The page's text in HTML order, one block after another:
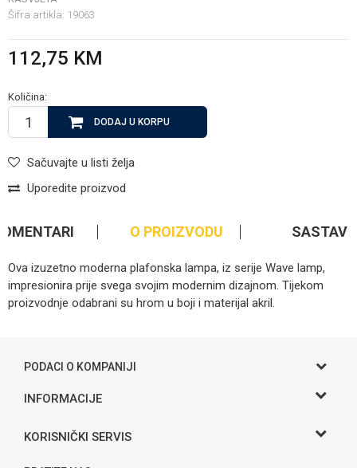
Šifra artikla: 19063
112,75 KM
Količina:
DODAJ U KORPU
Sačuvajte u listi želja
Uporedite proizvod
O PROIZVODU SASTAV
Ova izuzetno moderna plafonska lampa, iz serije Wave lamp,
impresionira prije svega svojim modernim dizajnom. Tijekom
proizvodnje odabrani su hrom u boji i materijal akril.
Poruka
PODACI O KOMPANIJI
Gama S doo
Adresa
INFORMACIJE
O nama
KORISNIČKI SERVIS